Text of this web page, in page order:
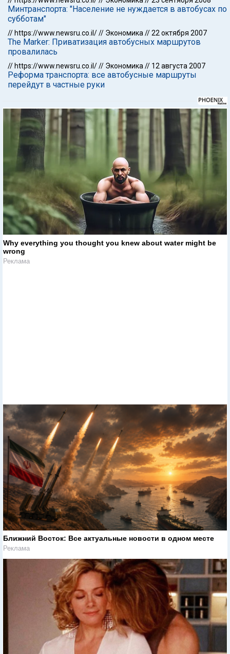
Минтранспорта: "Население не нуждается в автобусах по
субботам"
// https://www.newsru.co.il/// Экономика //22 октября 2007
The Marker: Приватизация автобусных маршрутов
провалилась
// https://www.newsru.co.il/// Экономика // 12 августа 2007
Реформа транспорта: все автобусные маршруты
перейдут в частные руки
Why everything you thought you knew about water might be
wrong
Реклама
Ближний Восток: Все актуальные новости в одном месте
Реклама